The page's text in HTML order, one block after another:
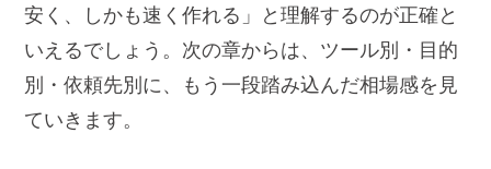
安く、しかも速く作れる」と理解するのが正確と
いえるでしょう。次の章からは、ツール別・目的
別・依頼先別に、もう一段踏み込んだ相場感を見
ていきます。